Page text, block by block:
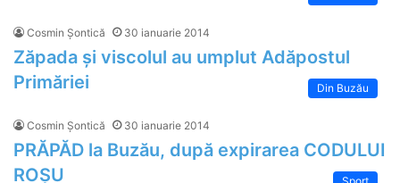
Cosmin Șontică 30 ianuarie 2014
Zăpada și viscolul au umplut Adăpostul
Primăriei
Din Buzău
Cosmin Șontică 30 ianuarie 2014
PRĂPĂD la Buzău, după expirarea CODULUI
ROȘU